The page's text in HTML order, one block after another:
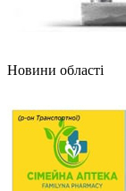
Новини області